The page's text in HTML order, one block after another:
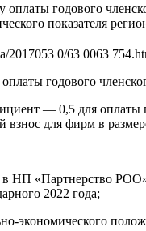
оплаты годового
показателя
2017053 0/63 0063
годового
— 0,5 для оплаты
взнос для фирм в
в НП «Партнерство РОО»
2022 года;
экономического